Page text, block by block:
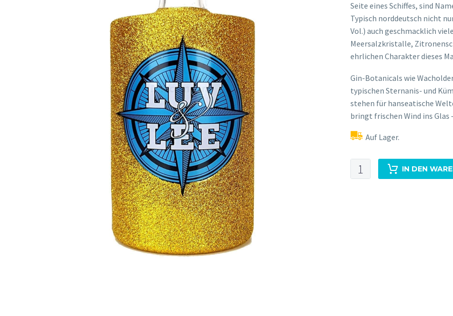
Seite eines Schiffes, sind
Typisch norddeutsch nicht
Vol.) auch geschmacklich
Meersalzkristalle,
ehrlichen Charakter dieses
Gin-Botanicals wie
typischen Sternanis- und
stehen für hanseatische
bringt frischen Wind ins Glas
Auf Lager.
Luv
&
IN DEN